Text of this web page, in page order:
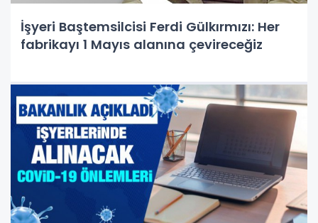
İşyeri Baştemsilcisi Ferdi Gülkırmızı: Her
fabrikayı 1 Mayıs alanına çevireceğiz